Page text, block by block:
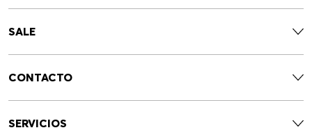
SALE
CONTACTO
SERVICIOS